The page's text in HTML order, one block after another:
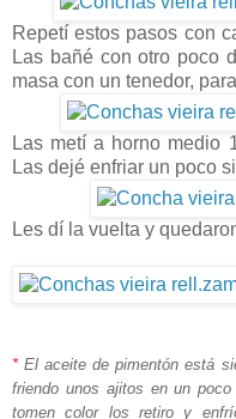
Repetí estos pasos con
Las bañé con otro poco
masa con un tenedor,
Las metí a horno medio
Las dejé enfriar un poco
Les dí la vuelta y
*El aceite de pimentón está
friendo unos ajitos en un
tomen color los retiro y